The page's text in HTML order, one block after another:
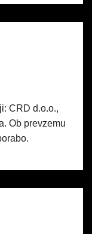
CRD d.o.o.,
Ob prevzemu